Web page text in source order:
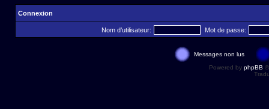
Connexion
Nom d’utilisateur: Mot de passe:
Messages non lus
Powered by phpBB